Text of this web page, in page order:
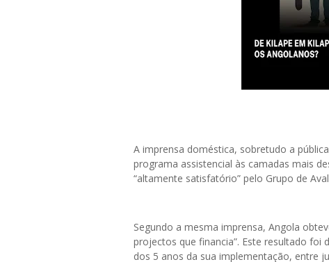
A imprensa doméstica, sobretudo a
programa assistencial às camadas mais
“altamente satisfatório” pelo Grupo de
Segundo a mesma imprensa, Angola
projectos que financia”. Este resultado foi
dos 5 anos da sua implementação, entre